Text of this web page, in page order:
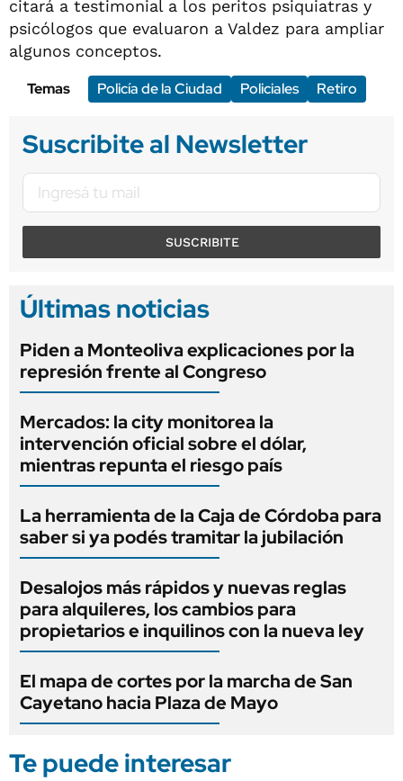
citará a testimonial a los peritos psiquiatras y
psicólogos que evaluaron a Valdez para ampliar
algunos conceptos.
Temas
Policía de la Ciudad Policiales Retiro
Suscribite al Newsletter
SUSCRIBITE
Últimas noticias
Piden a Monteoliva explicaciones por la
represión frente al Congreso
Mercados: la city monitorea la
intervención oficial sobre el dólar,
mientras repunta el riesgo país
La herramienta de la Caja de Córdoba para
saber si ya podés tramitar la jubilación
Desalojos más rápidos y nuevas reglas
para alquileres, los cambios para
propietarios e inquilinos con la nueva ley
El mapa de cortes por la marcha de San
Cayetano hacia Plaza de Mayo
Te puede interesar